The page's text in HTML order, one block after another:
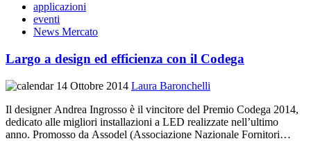
applicazioni
eventi
News Mercato
Largo a design ed efficienza con il Codega
14 Ottobre 2014 Laura Baronchelli
Il designer Andrea Ingrosso è il vincitore del Premio Codega 2014,
dedicato alle migliori installazioni a LED realizzate nell’ultimo
anno. Promosso da Assodel (Associazione Nazionale Fornitori…